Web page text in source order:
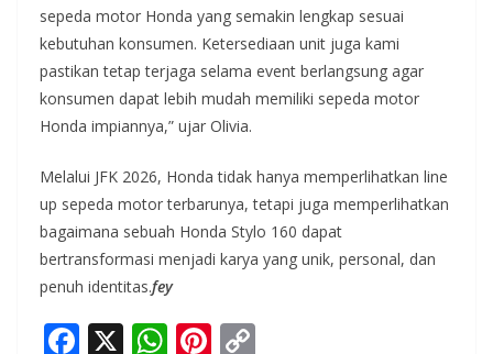
sepeda motor Honda yang semakin lengkap sesuai
kebutuhan konsumen. Ketersediaan unit juga kami
pastikan tetap terjaga selama event berlangsung agar
konsumen dapat lebih mudah memiliki sepeda motor
Honda impiannya,” ujar Olivia.
Melalui JFK 2026, Honda tidak hanya memperlihatkan line
up sepeda motor terbarunya, tetapi juga memperlihatkan
bagaimana sebuah Honda Stylo 160 dapat
bertransformasi menjadi karya yang unik, personal, dan
penuh identitas.fey
F X W Pi